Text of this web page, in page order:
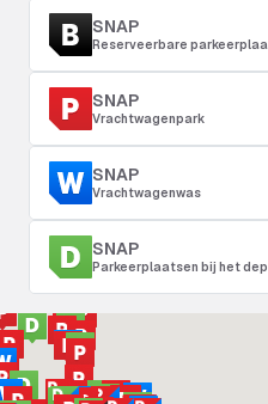
SNAP
Reserveerbare
SNAP
Vrachtwagenpark
SNAP
Vrachtwagenwas
SNAP
Parkeerplaatsen bij het